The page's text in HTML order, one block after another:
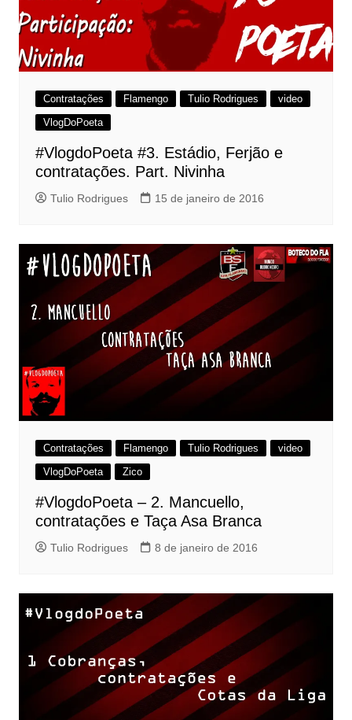
Contratações Flamengo Tulio Rodrigues
video
VlogDoPoeta
#VlogdoPoeta #3. Estádio, Ferjão e
contratações. Part. Nivinha
Tulio Rodrigues 15 de janeiro de 2016
Contratações Flamengo Tulio Rodrigues
video
VlogDoPoeta
Zico
#VlogdoPoeta – 2. Mancuello,
contratações e Taça Asa Branca
Tulio Rodrigues 8 de janeiro de 2016